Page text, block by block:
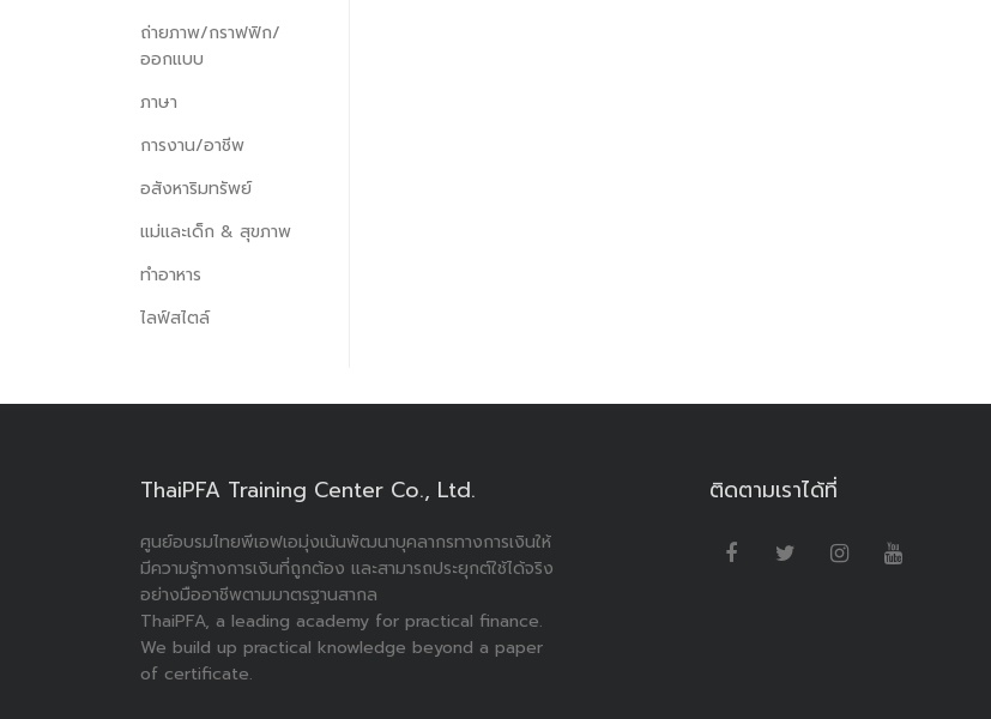
ถ่ายภาพ/กราฟฟิก/
ออกแบบ
ภาษา
การงาน/อาชีพ
อสังหาริมทรัพย์
แม่และเด็ก & สุขภาพ
ทำอาหาร
ไลฟ์สไตล์
ThaiPFA Training Center Co., Ltd.
ศูนย์อบรมไทยพีเอฟเอมุ่งเน้นพัฒนาบุคลากรทางการเงินให้
มีความรู้ทางการเงินที่ถูกต้อง และสามารถประยุกต์ใช้ได้จริง
อย่างมืออาชีพตามมาตรฐานสากล
ThaiPFA, a leading academy for practical finance.
We build up practical knowledge beyond a paper
of certificate.
ติดตามเราได้ที่